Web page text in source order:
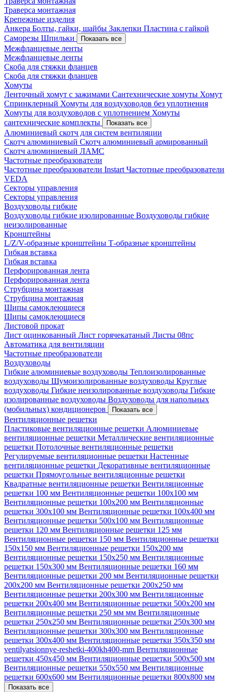
Траверса монтажная
Крепежные изделия
Анкера Болты, гайки, шайбы Заклепки Пластина с гайкой
Саморезы Шпильки Показать все
Межфланцевые ленты
Межфланцевые ленты
Скоба для стяжки фланцев
Скоба для стяжки фланцев
Хомуты
Ленточный хомут с зажимами Сантехнические хомуты Хомут
Спринклерный Хомуты для воздуховодов без уплотнения
Хомуты для воздуховодов с уплотнением Хомуты
сантехнические комплекты
Показать все
Алюминиевый скотч для систем вентиляции
Скотч алюминиевый Скотч алюминиевый армированный
Скотч алюминиевый ЛАМС
Частотные преобразователи
Частотные преобразователи Instart Частотные преобразователи
VEDA
Секторы управления
Секторы управления
Воздуховоды гибкие
Воздуховоды гибкие изолированные Воздуховоды гибкие
неизолированные
Кронштейны
L/Z/V-образные кронштейны Т-образные кронштейны
Гибкая вставка
Гибкая вставка
Перфорированная лента
Перфорированная лента
Струбцина монтажная
Струбцина монтажная
Шипы самоклеющиеся
Шипы самоклеющиеся
Листовой прокат
Лист оцинкованный Лист горячекатаный Листы 08пс
Автоматика для вентиляции
Частотные преобразователи
Воздуховоды
Гибкие алюминиевые воздуховоды Теплоизолированные
воздуховоды Шумоизолированные воздуховоды Круглые
воздуховоды Гибкие неизолированные воздуховоды Гибкие
изолированные воздуховоды Воздуховоды для напольных
(мобильных) кондиционеров
Показать все
Вентиляционные решетки
Пластиковые вентиляционные решетки Алюминиевые
вентиляционные решетки Металлические вентиляционные
решетки Потолочные вентиляционные решетки
Регулируемые вентиляционные решетки Настенные
вентиляционные решетки Декоративные вентиляционные
решетки Прямоугольные вентиляционные решетки
Квадратные вентиляционные решетки Вентиляционные
решетки 100 мм Вентиляционные решетки 100х100 мм
Вентиляционные решетки 100х200 мм Вентиляционные
решетки 300х100 мм Вентиляционные решетки 100х400 мм
Вентиляционные решетки 500х100 мм Вентиляционные
решетки 120 мм Вентиляционные решетки 125 мм
Вентиляционные решетки 150 мм Вентиляционные решетки
150х150 мм Вентиляционные решетки 150х200 мм
Вентиляционные решетки 150х250 мм Вентиляционные
решетки 150х300 мм Вентиляционные решетки 160 мм
Вентиляционные решетки 200 мм Вентиляционные решетки
200х200 мм Вентиляционные решетки 200х250 мм
Вентиляционные решетки 200х300 мм Вентиляционные
решетки 200х400 мм Вентиляционные решетки 500х200 мм
Вентиляционные решетки 250 мм мм Вентиляционные
решетки 250х250 мм Вентиляционные решетки 250х300 мм
Вентиляционные решетки 300х300 мм Вентиляционные
решетки 300х400 мм Вентиляционные решетки 350х350 мм
ventilyatsionnye-reshetki-400kh400-mm Вентиляционные
решетки 450х450 мм Вентиляционные решетки 500х500 мм
Вентиляционные решетки 550х550 мм Вентиляционные
решетки 600х600 мм Вентиляционные решетки 800х800 мм
Показать все